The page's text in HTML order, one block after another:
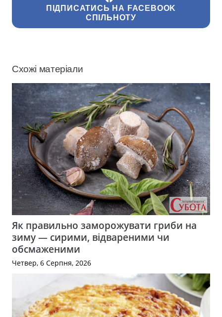
ПІДПИСАТИСЬ НА FACEBOOK
СПІЛЬНОТУ
Схожі матеріали
Як правильно заморожувати гриби на
зиму — сирими, відвареними чи
обсмаженими
Четвер, 6 Серпня, 2026